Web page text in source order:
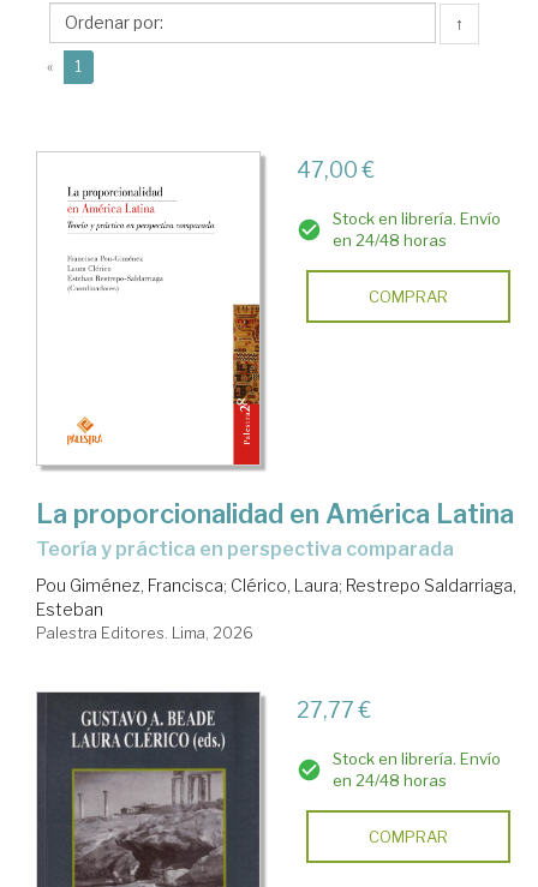
↑
« 1
47,00 €
Stock en librería. Envío
en 24/48 horas
COMPRAR
La proporcionalidad en América Latina
Teoría y práctica en perspectiva comparada
Pou Giménez, Francisca; Clérico, Laura; Restrepo Saldarriaga,
Esteban
Palestra Editores. Lima, 2026
27,77 €
Stock en librería. Envío
en 24/48 horas
COMPRAR